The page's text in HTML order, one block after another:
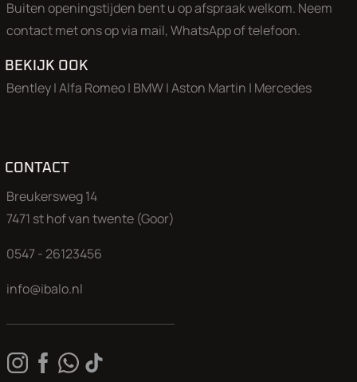
een groot deel van onze collectie bevindt zich in onze
zorgen graag dat de gewenste klaar staat voor een
Aan onze advertenties is de grootst mogelijke zorg besteed,
kunnen aan deze advertentie geen rechten worden
Buiten openingstijden bent u op afspraak welkom. Neem
contact met ons op via mail, WhatsApp of telefoon.
BEKIJK OOK
Bentley|Alfa Romeo| BMW|Aston Martin | Mercedes
CONTACT
Breukersweg 14
7471 st hof van twente (Goor)
0547 - 26123456
info@ibalo.nl